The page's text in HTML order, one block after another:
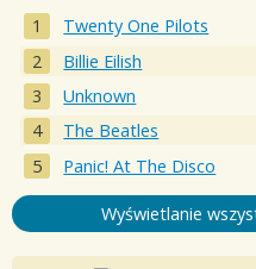
Twenty One Pilots
Billie Eilish
Unknown
The Beatles
Panic! At The Disco
Wyświetlanie